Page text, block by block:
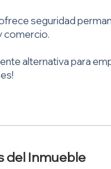
seguridad
comercio.
alternativa para
del Inmueble